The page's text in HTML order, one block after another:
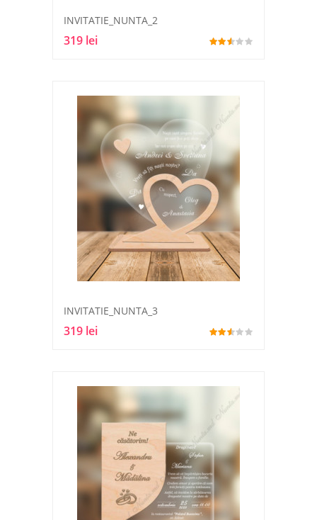
INVITATIE_NUNTA_2
319 lei
INVITATIE_NUNTA_3
319 lei